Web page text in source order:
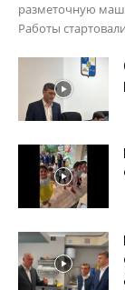
разметочную
Работы